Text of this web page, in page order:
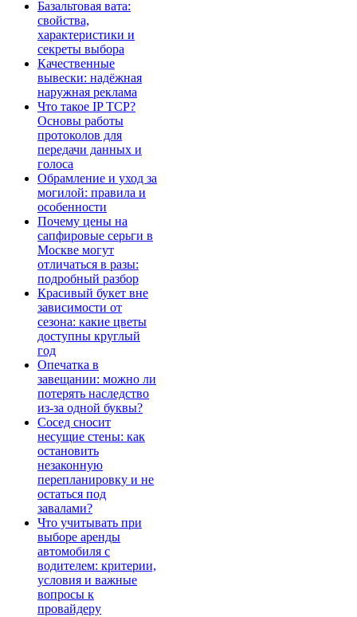
Базальтовая вата:
свойства,
характеристики и
секреты выбора
Качественные
вывески: надёжная
наружная реклама
Что такое IP TCP?
Основы работы
протоколов для
передачи данных и
голоса
Обрамление и уход за
могилой: правила и
особенности
Почему цены на
сапфировые серьги в
Москве могут
отличаться в разы:
подробный разбор
Красивый букет вне
зависимости от
сезона: какие цветы
доступны круглый
год
Опечатка в
завещании: можно ли
потерять наследство
из-за одной буквы?
Сосед сносит
несущие стены: как
остановить
незаконную
перепланировку и не
остаться под
завалами?
Что учитывать при
выборе аренды
автомобиля с
водителем: критерии,
условия и важные
вопросы к
провайдеру